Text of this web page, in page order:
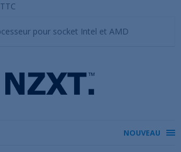
TTC
pour socket Intel et AMD
NOUVEAU